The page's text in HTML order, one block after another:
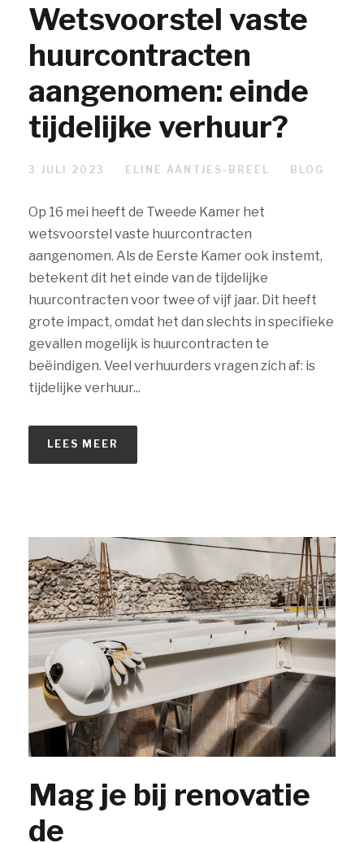
Wetsvoorstel vaste
huurcontracten
aangenomen: einde
tijdelijke verhuur?
3 JULI 2023 ELINE AANTJES-BREEL BLOG
Op 16 mei heeft de Tweede Kamer het
wetsvoorstel vaste huurcontracten
aangenomen. Als de Eerste Kamer ook instemt,
betekent dit het einde van de tijdelijke
huurcontracten voor twee of vijf jaar. Dit heeft
grote impact, omdat het dan slechts in specifieke
gevallen mogelijk is huurcontracten te
beëindigen. Veel verhuurders vragen zich af: is
tijdelijke verhuur...
LEES MEER
Mag je bij renovatie
de